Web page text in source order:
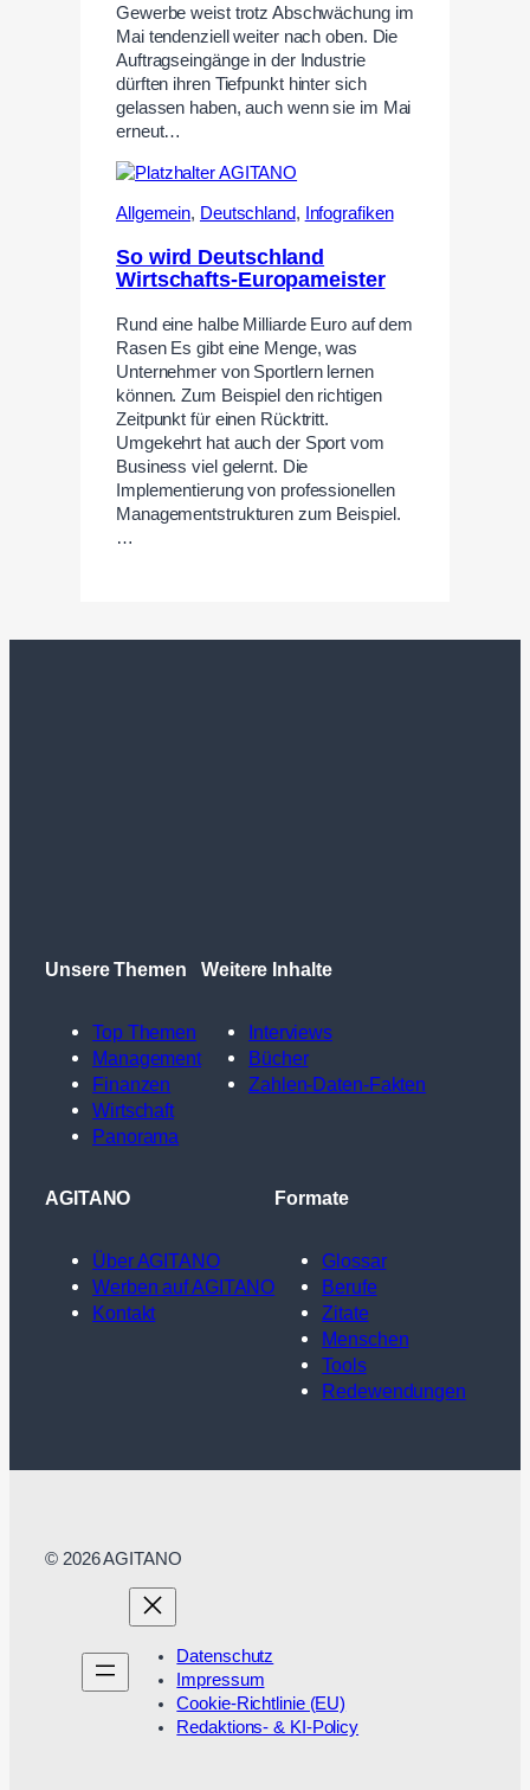
Gewerbe weist trotz Abschwächung im
Mai tendenziell weiter nach oben. Die
Auftragseingänge in der Industrie
dürften ihren Tiefpunkt hinter sich
gelassen haben, auch wenn sie im Mai
erneut…
Allgemein, Deutschland, Infografiken
So wird Deutschland
Wirtschafts-Europameister
Rund eine halbe Milliarde Euro auf dem
Rasen Es gibt eine Menge, was
Unternehmer von Sportlern lernen
können. Zum Beispiel den richtigen
Zeitpunkt für einen Rücktritt.
Umgekehrt hat auch der Sport vom
Business viel gelernt. Die
Implementierung von professionellen
Managementstrukturen zum Beispiel.
…
Unsere Themen
Top Themen
Management
Finanzen
Wirtschaft
Panorama
Weitere Inhalte
Interviews
Bücher
Zahlen-Daten-Fakten
AGITANO
Über AGITANO
Werben auf AGITANO
Kontakt
Formate
Glossar
Berufe
Zitate
Menschen
Tools
Redewendungen
© 2026 AGITANO
Datenschutz
Impressum
Cookie-Richtlinie (EU)
Redaktions- & KI-Policy